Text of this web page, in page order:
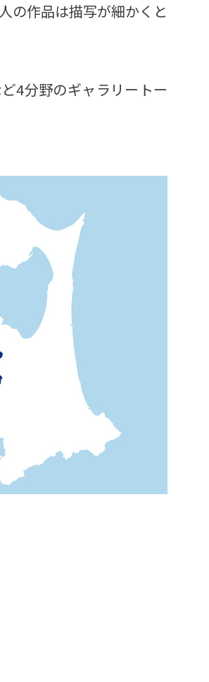
の作品は描写が細かくと
4分野のギャラリートー